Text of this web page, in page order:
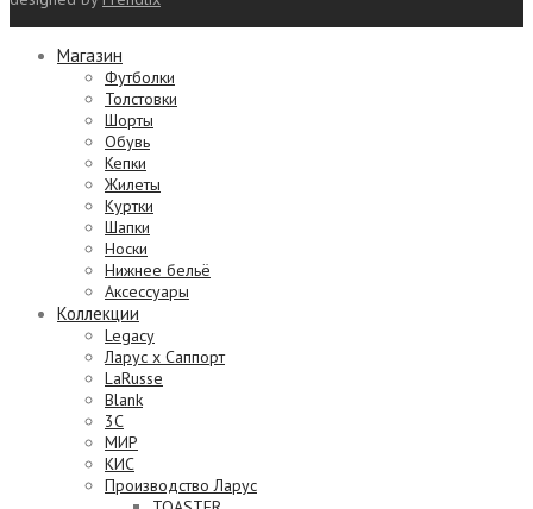
Магазин
Футболки
Толстовки
Шорты
Обувь
Кепки
Жилеты
Куртки
Шапки
Носки
Нижнее бельё
Аксессуары
Коллекции
Legacy
Ларус х Саппорт
LaRusse
Blank
3C
МИР
КИС
Производство Ларус